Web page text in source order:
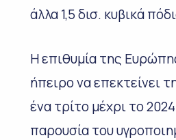
άλλα 1,5 δισ. κυβικά
Η επιθυμία της
ήπειρο να επεκτείνει
ένα τρίτο μέχρι το
παρουσία του